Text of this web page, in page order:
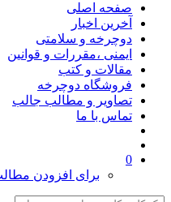
صفحه اصلی
آخرین اخبار
دوچرخه و سلامتی
ایمنی ،مقررات و قوانین
مقالات و کتب
فروشگاه دوچرخه
تصاویر و مطالب جالب
تماس با ما
برای افزودن مطالب به